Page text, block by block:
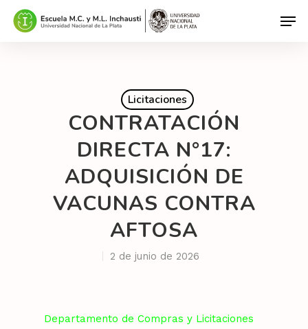
Licitaciones
CONTRATACIÓN
DIRECTA N°17:
ADQUISICIÓN DE
VACUNAS CONTRA
AFTOSA
2 de junio de 2026
Departamento de Compras y Licitaciones